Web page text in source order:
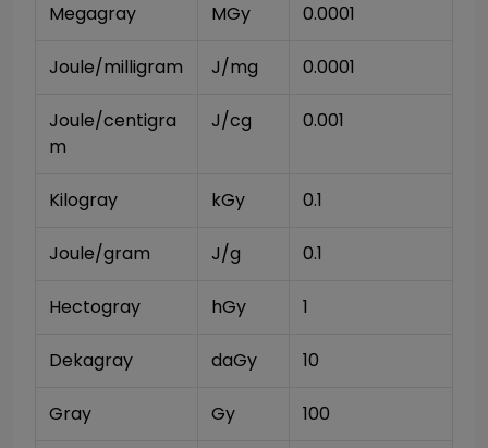
Megagray MGy 0.0001
Joule/milligram J/mg 0.0001
Joule/centigra
m
J/cg 0.001
Kilogray kGy 0.1
Joule/gram J/g 0.1
Hectogray hGy 1
Dekagray daGy 10
Gray Gy 100